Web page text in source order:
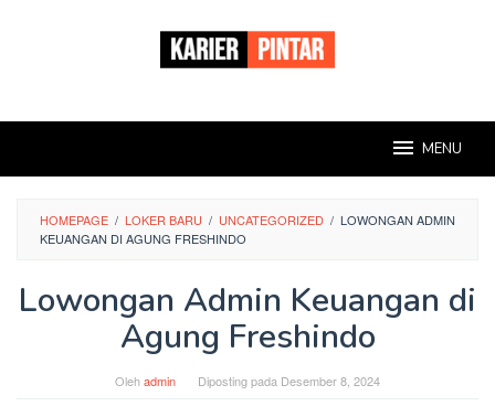
MENU
HOMEPAGE / LOKER BARU / UNCATEGORIZED / LOWONGAN ADMIN
KEUANGAN DI AGUNG FRESHINDO
Lowongan Admin Keuangan di
Agung Freshindo
Olehadmin Diposting pada Desember 8, 2024